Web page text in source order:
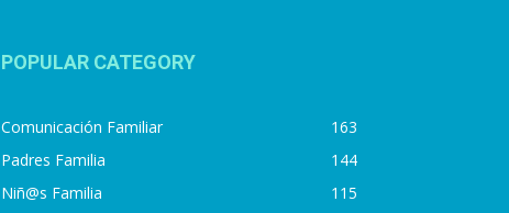
POPULAR CATEGORY
Comunicación Familiar
163
Padres Familia
144
Niñ@s Familia
115